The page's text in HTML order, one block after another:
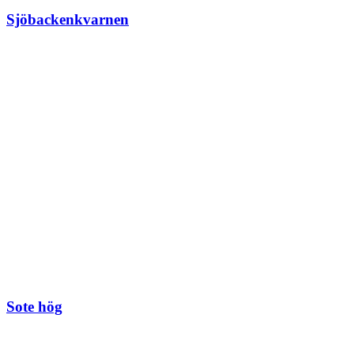
Sjöbackenkvarnen
Sote hög